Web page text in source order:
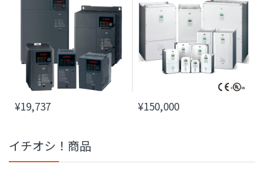
¥19,737 ¥150,000
イチオシ！商品